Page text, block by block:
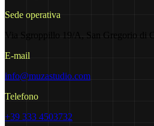
Sede operativa
Via Sgroppillo 19/A, San Gregorio di
E-mail
info@muzastudio.com
Telefono
+39 333 4503732